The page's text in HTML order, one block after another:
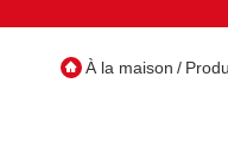
À la maison /